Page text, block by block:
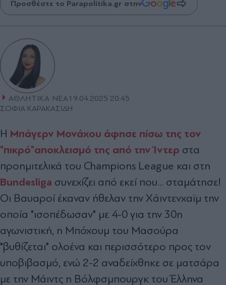
Προσθέστε το Parapolitika.gr στην
ΑΘΛΗΤΙΚΑ ΝΕΑ19.04.2025 20:45
ΣΟΦΙΑ ΚΑΡΑΚΑΣΙΔΗ
Η Μπάγερν Μονάχου άφησε πίσω της τον
"πικρό"αποκλεισμό της από την Ίντερ στα
προημιτελικά του Champions League και στη
Bundesliga συνεχίζει από εκεί που... σταμάτησε!
Οι Βαυαροί έκαναν ήθελαν την Χάιντενχαϊμ την
οποία "ισοπέδωσαν" με 4-0 για την 30η
αγωνιστική, η Μπόχουμ του Μασούρα
"βυθίζεται" ολοένα και περισσότερο προς τον
υποβιβασμό, ενώ 2-2 αναδείχθηκε σε ματσάρα
με την Μάιντς η Βόλφσμπουργκ του Έλληνα